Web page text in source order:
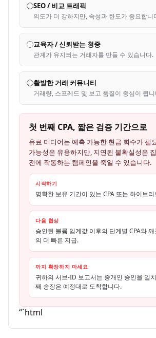
SEO / 비교 트래픽
의도가 더 강하지만, 속성과 한도가 중요합니
교육자 / 신뢰받는 청중
관계가 유지되는 거래자를 만들 수 있습니다.
활발한 거래 커뮤니티
거래량, 스프레드 및 보고 품질이 중심이 됩
첫 번째 CPA, 짧은 검증 기간으로
유료 미디어는 예측 가능한 현금 회수가 필
가능성은 유용하지만, 지연된 불확실성은
전에 작동하는 캠페인을 죽일 수 있습니다.
시작하기
명확한 보유 기간이 있는 CPA 또는 하이브리
다음 협상
승인된 볼륨 임계값 이후의 단계별 CPA와
의 더 빠른 지급.
까지 확장하지 마세요
귀하의 서브-ID 보고서는 중개인 승인을 일
째 송장은 예정대로 도착합니다.
“`html